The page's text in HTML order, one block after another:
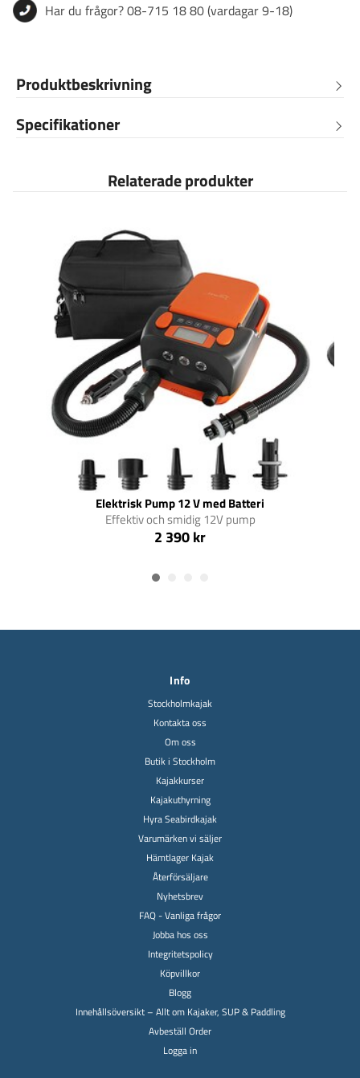
Har du frågor? 08-715 18 80 (vardagar 9-18)
Produktbeskrivning
Specifikationer
Relaterade produkter
Elektrisk Pump 12 V med Batteri
Effektiv och smidig 12V pump
2 390 kr
Info
Stockholmkajak
Kontakta oss
Om oss
Butik i Stockholm
Kajakkurser
Kajakuthyrning
Hyra Seabirdkajak
Varumärken vi säljer
Hämtlager Kajak
Återförsäljare
Nyhetsbrev
FAQ - Vanliga frågor
Jobba hos oss
Integritetspolicy
Köpvillkor
Blogg
Innehållsöversikt – Allt om Kajaker, SUP & Paddling
Avbeställ Order
Logga in